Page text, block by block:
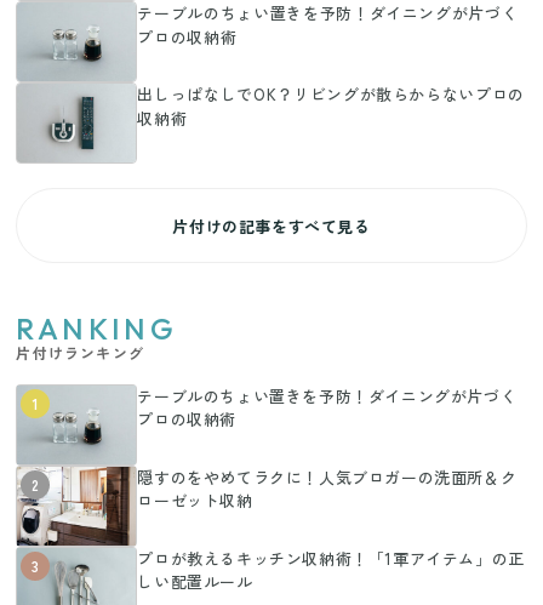
テーブルのちょい置きを予防！ダイニングが片づく
プロの収納術
出しっぱなしでOK？リビングが散らからないプロの
収納術
片付けの記事をすべて見る
RANKING
片付けランキング
1
テーブルのちょい置きを予防！ダイニングが片づく
プロの収納術
2
隠すのをやめてラクに！人気ブロガーの洗面所＆ク
ローゼット収納
3
プロが教えるキッチン収納術！「1軍アイテム」の正
しい配置ルール